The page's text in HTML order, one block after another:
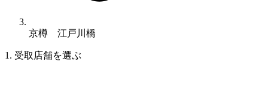
京樽 江戸川橋
1. 受取店舗を選ぶ